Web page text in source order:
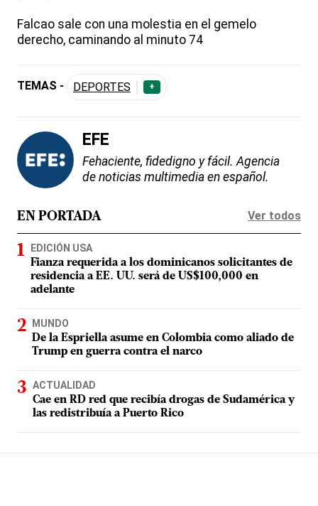
Falcao sale con una molestia en el gemelo
derecho, caminando al minuto 74
TEMAS - DEPORTES +
EFE
Fehaciente, fidedigno y fácil. Agencia
de noticias multimedia en español.
EN PORTADA Ver todos
EDICIÓN USA
Fianza requerida a los dominicanos solicitantes de
residencia a EE. UU. será de US$100,000 en
adelante
MUNDO
De la Espriella asume en Colombia como aliado de
Trump en guerra contra el narco
ACTUALIDAD
Cae en RD red que recibía drogas de Sudamérica y
las redistribuía a Puerto Rico